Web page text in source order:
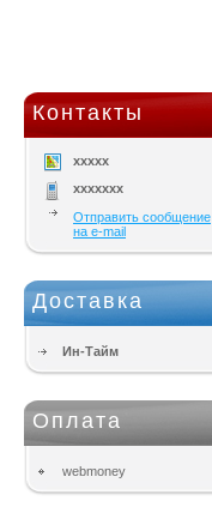
Контакты
xxxxx
xxxxxxx
Отправить сообщение
на e-mail
Доставка
Ин-Тайм
Оплата
webmoney